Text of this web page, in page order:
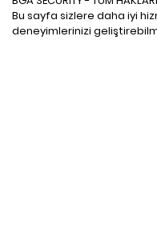
Bu sayfa sizlere daha iyi
deneyimlerinizi